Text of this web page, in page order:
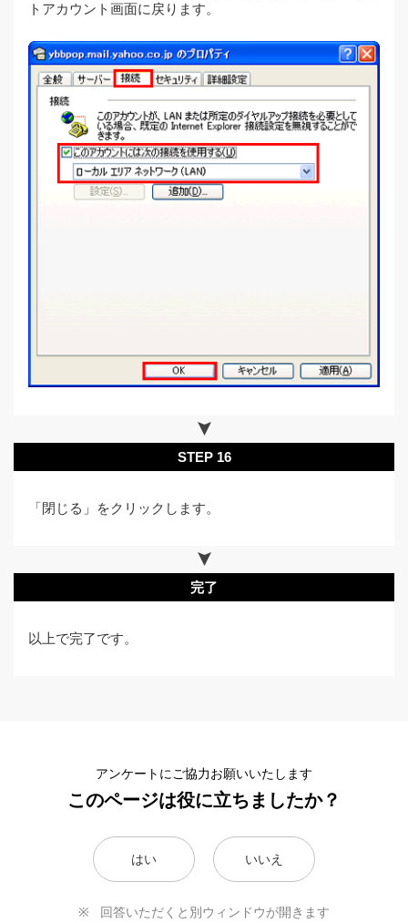
トアカウント画面に戻ります。
STEP 16
「閉じる」をクリックします。
完了
以上で完了です。
アンケートにご協力お願いいたします
このページは役に立ちましたか？
はい いいえ
回答いただくと別ウィンドウが開きます